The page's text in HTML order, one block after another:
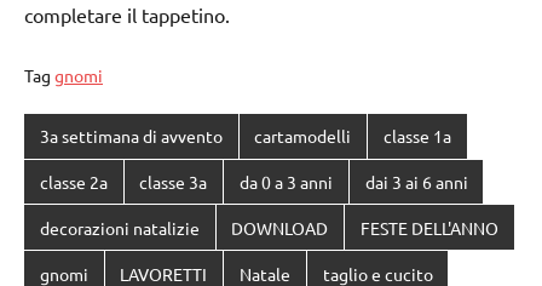
completare il tappetino.
Tag gnomi
3a settimana di avvento cartamodelli classe 1a
classe 2a classe 3a da 0 a 3 anni dai 3 ai 6 anni
decorazioni natalizie DOWNLOAD FESTE DELL'ANNO
gnomi LAVORETTI Natale taglio e cucito